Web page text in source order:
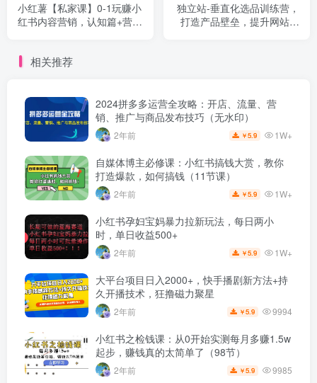
小红薯【私家课】0-1玩赚小
红书内容营销，认知篇+营销
独立站-垂直化选品训练营，
打造产品壁垒，提升网站利
相关推荐
2024拼多多运营全攻略：开店、流量、营
销、推广与商品发布技巧（无水印）
2年前 ￥5.9 1W+
自媒体博主必修课：小红书搞钱大赏，教你
打造爆款，如何搞钱（11节课）
2年前 ￥5.9 1W+
小红书孕妇宝妈暴力拉新玩法，每日两小
时，单日收益500+
2年前 ￥5.9 1W+
大平台项目日入2000+，快手播剧新方法+持
久开播技术，狂撸磁力聚星
2年前 ￥5.9 9994
小红书之检钱课：从0开始实测每月多赚1.5w
起步，赚钱真的太简单了（98节）
2年前 ￥5.9 9985